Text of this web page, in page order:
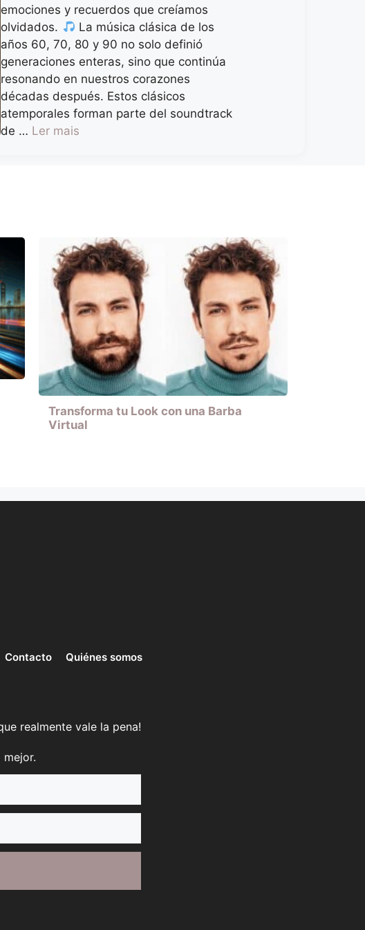
emociones y recuerdos que creíamos
olvidados.
La música clásica de los
años 60, 70, 80 y 90 no solo definió
generaciones enteras, sino que continúa
resonando en nuestros corazones
décadas después. Estos clásicos
atemporales forman parte del soundtrack
de … Ler mais
Transforma tu Look con una Barba
Virtual
Contacto Quiénes somos
realmente vale la pena!